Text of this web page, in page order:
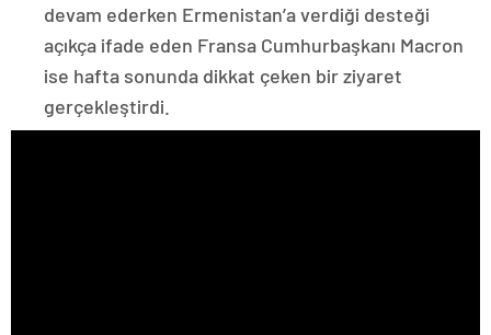
devam ederken Ermenistan’a verdiği desteği
açıkça ifade eden Fransa Cumhurbaşkanı Macron
ise hafta sonunda dikkat çeken bir ziyaret
gerçekleştirdi.